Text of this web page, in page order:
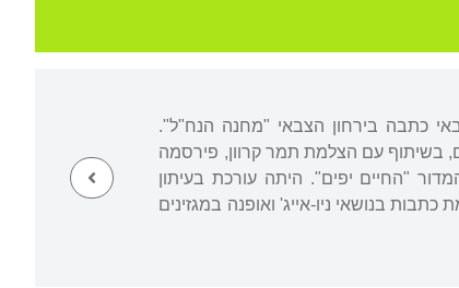
כתבה בירחון הצבאי "מחנה הנח"ל".
בשיתוף עם הצלמת תמר קרוון, פירסמה
שם ערכה את המדור "החיים יפים". היתה עורכת בעיתון
בנושאי ניו-אייג' ואופנה במגזינים